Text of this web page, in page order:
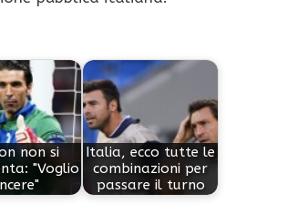
non si
"Voglio
Italia, ecco tutte le
combinazioni per
passare il turno